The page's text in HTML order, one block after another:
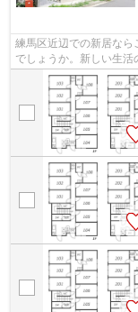
練馬区近辺での新居な
でしょうか。新しい生
す。築8年の物件で充実